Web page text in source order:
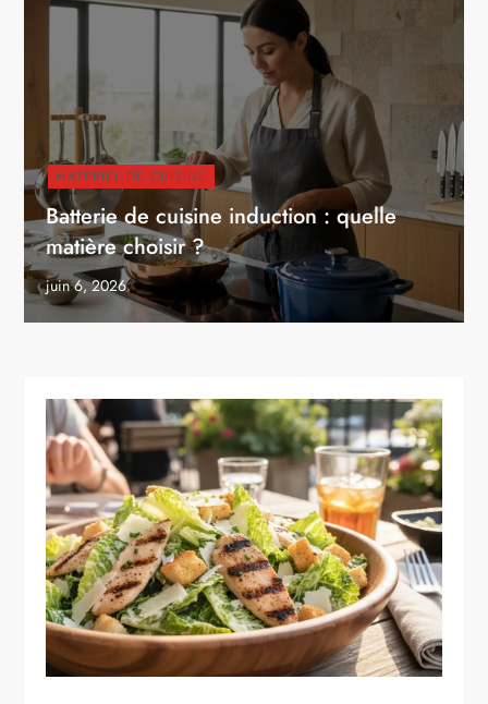
MATÉRIEL DE CUISINE
Batterie de cuisine induction : quelle
matière choisir ?
juin 6, 2026